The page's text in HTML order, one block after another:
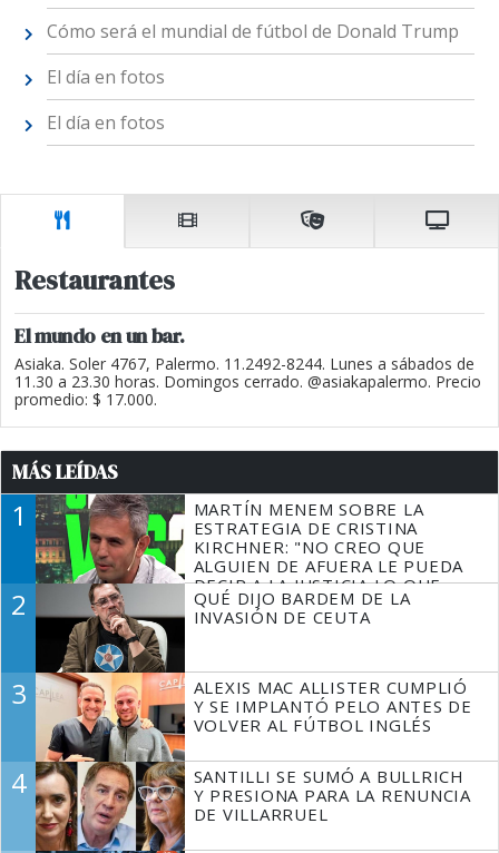
Cómo será el mundial de fútbol de Donald Trump
El día en fotos
El día en fotos
Restaurantes
El mundo en un bar.
Asiaka. Soler 4767, Palermo. 11.2492-8244. Lunes a sábados de
11.30 a 23.30 horas. Domingos cerrado. @asiakapalermo. Precio
promedio: $ 17.000.
MÁS LEÍDAS
1
MARTÍN MENEM SOBRE LA
ESTRATEGIA DE CRISTINA
KIRCHNER: "NO CREO QUE
ALGUIEN DE AFUERA LE PUEDA
DECIR A LA JUSTICIA LO QUE
TIENE QUE HACER"
2
QUÉ DIJO BARDEM DE LA
INVASIÓN DE CEUTA
3
ALEXIS MAC ALLISTER CUMPLIÓ
Y SE IMPLANTÓ PELO ANTES DE
VOLVER AL FÚTBOL INGLÉS
4
SANTILLI SE SUMÓ A BULLRICH
Y PRESIONA PARA LA RENUNCIA
DE VILLARRUEL